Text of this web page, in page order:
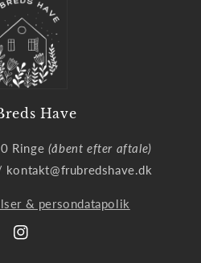
Have
Ringe (åbent efter aftale)
& persondatapolik
Instagram